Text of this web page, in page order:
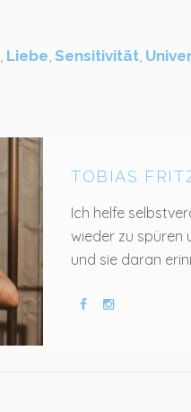
Liebe Sensitivität
TOBIAS
Ich helfe
wieder zu spüren
und sie daran